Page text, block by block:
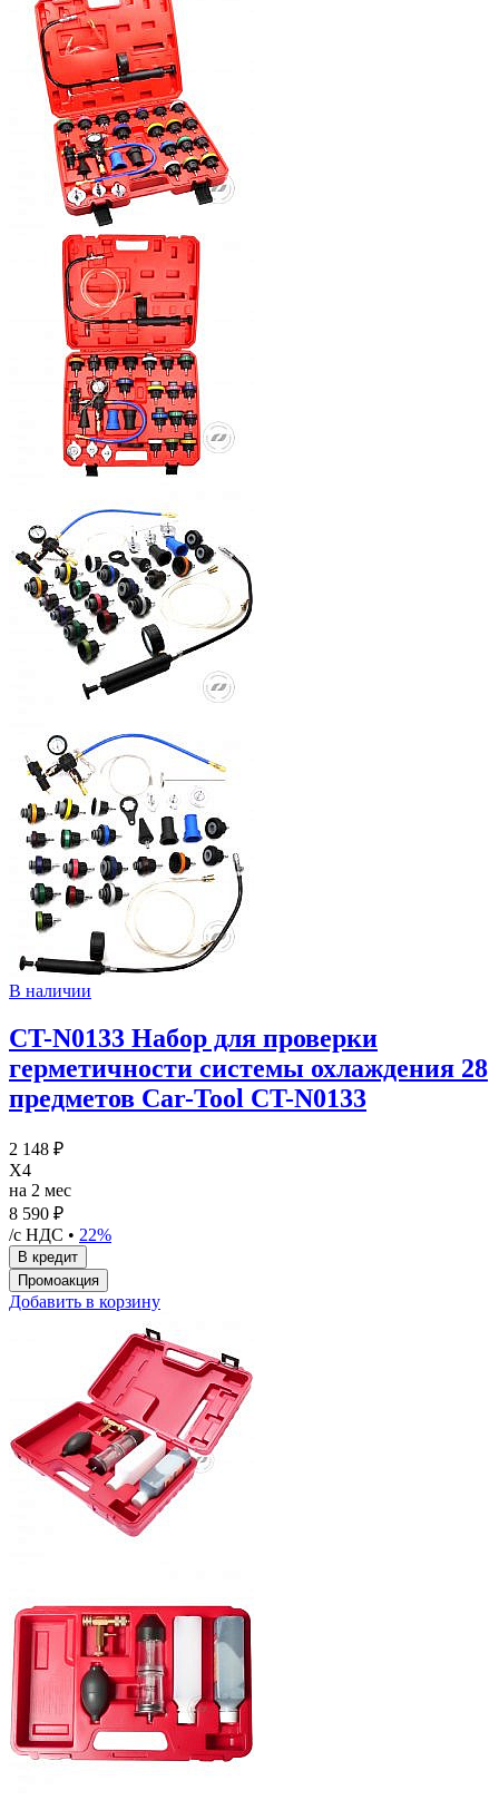
В наличии
CT-N0133 Набор для проверки
герметичности системы охлаждения 28
предметов Car-Tool CT-N0133
2 148 ₽
X4
на 2 мес
8 590 ₽
/с НДС • 22%
Добавить в корзину